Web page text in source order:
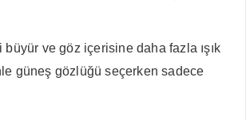
ve göz içerisine daha fazla ışık
güneş gözlüğü seçerken sadece